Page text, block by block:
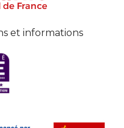
et informations